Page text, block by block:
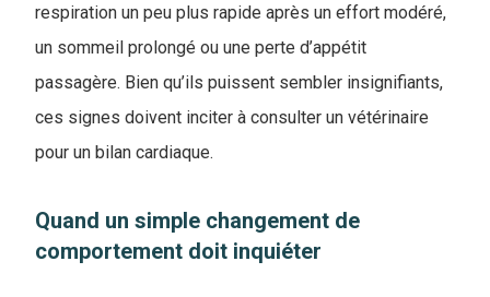
respiration un peu plus rapide après un effort modéré,
un sommeil prolongé ou une perte d’appétit
passagère. Bien qu’ils puissent sembler insignifiants,
ces signes doivent inciter à consulter un vétérinaire
pour un bilan cardiaque.
Quand un simple changement de
comportement doit inquiéter